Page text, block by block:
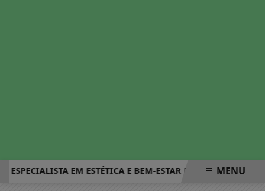
EM ESTÉTICA E BEM-ESTAR EM PRÓSPERA E
MENU